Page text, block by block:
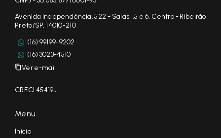
Avenida Independência, 522 - Salas 1,5 e 6, Centro - Ribeirão
Preto/SP, 14010-210
(16) 99199-9202
(16) 3023-4510
Ver e-mail
CRECI 45419J
Menu
Início